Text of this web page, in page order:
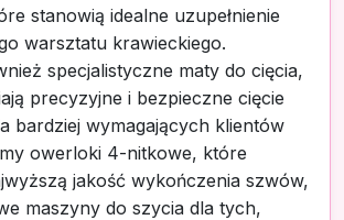
stanowią idealne uzupełnienie
warsztatu krawieckiego.
specjalistyczne maty do cięcia,
precyzyjne i bezpieczne cięcie
bardziej wymagających klientów
owerloki 4-nitkowe, które
jakość wykończenia szwów,
maszyny do szycia dla tych,